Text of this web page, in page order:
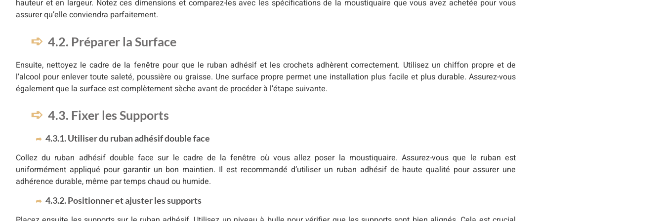
hauteur et en largeur. Notez ces dimensions et comparez-les avec les spécifications de la moustiquaire que vous avez achetée pour vous
assurer qu’elle conviendra parfaitement.
4.2. Préparer la Surface
Ensuite, nettoyez le cadre de la fenêtre pour que le ruban adhésif et les crochets adhèrent correctement. Utilisez un chiffon propre et de
l’alcool pour enlever toute saleté, poussière ou graisse. Une surface propre permet une installation plus facile et plus durable. Assurez-vous
également que la surface est complètement sèche avant de procéder à l’étape suivante.
4.3. Fixer les Supports
4.3.1. Utiliser du ruban adhésif double face
Collez du ruban adhésif double face sur le cadre de la fenêtre où vous allez poser la moustiquaire. Assurez-vous que le ruban est
uniformément appliqué pour garantir un bon maintien. Il est recommandé d’utiliser un ruban adhésif de haute qualité pour assurer une
adhérence durable, même par temps chaud ou humide.
4.3.2. Positionner et ajuster les supports